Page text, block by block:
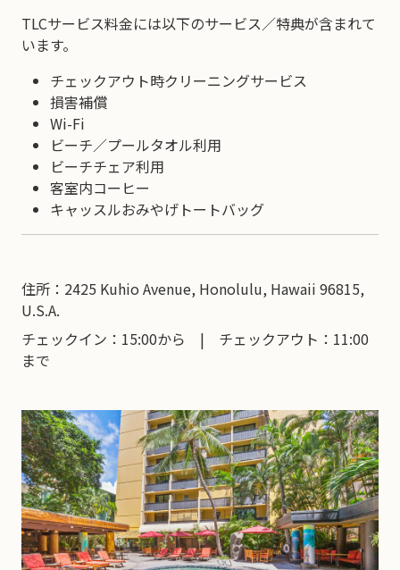
TLCサービス料金には以下のサービス／特典が含まれて
います。
チェックアウト時クリーニングサービス
損害補償
Wi-Fi
ビーチ／プールタオル利用
ビーチチェア利用
客室内コーヒー
キャッスルおみやげトートバッグ
住所：2425 Kuhio Avenue, Honolulu, Hawaii 96815,
U.S.A.
チェックイン：15:00から | チェックアウト：11:00
まで